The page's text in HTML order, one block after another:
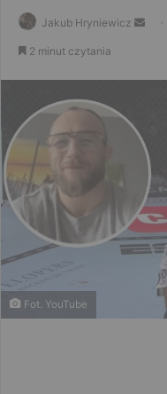
Jakub Hryniewicz
Send
2 minut czytania
Fot. YouTube